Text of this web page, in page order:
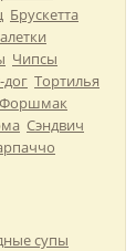
Брускетта
Чипсы
дог Тортилья
Форшмак
Сэндвич
супы